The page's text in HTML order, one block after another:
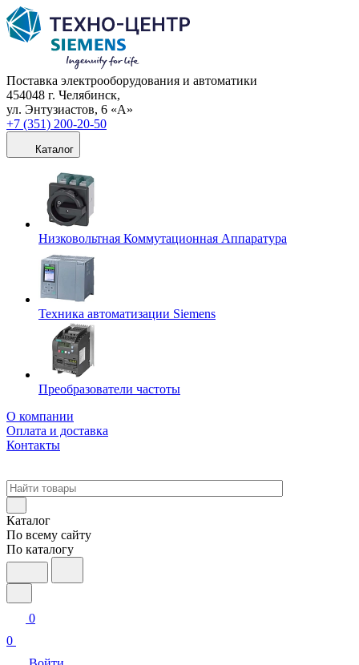
Поставка электрооборудования и автоматики
454048 г. Челябинск,
ул. Энтузиастов, 6 «А»
+7 (351) 200-20-50
Каталог
Низковольтная Коммутационная Аппаратура
Техника автоматизации Siemens
Преобразователи частоты
О компании
Оплата и доставка
Контакты
Каталог
По всему сайту
По каталогу
0
0